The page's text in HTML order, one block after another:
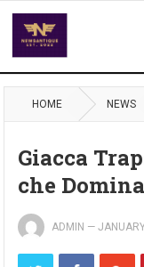
HOME NEWS
Giacca
che
ADMIN —